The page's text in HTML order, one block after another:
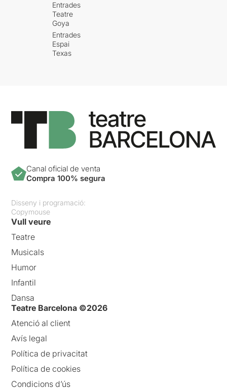
Entrades
Teatre
Goya
Entrades
Espai
Texas
Canal oficial de venta
Compra 100% segura
Disseny i programació:
Copymouse
Vull veure
Teatre
Musicals
Humor
Infantil
Dansa
Teatre Barcelona ©2026
Atenció al client
Avís legal
Política de privacitat
Política de cookies
Condicions d’ús